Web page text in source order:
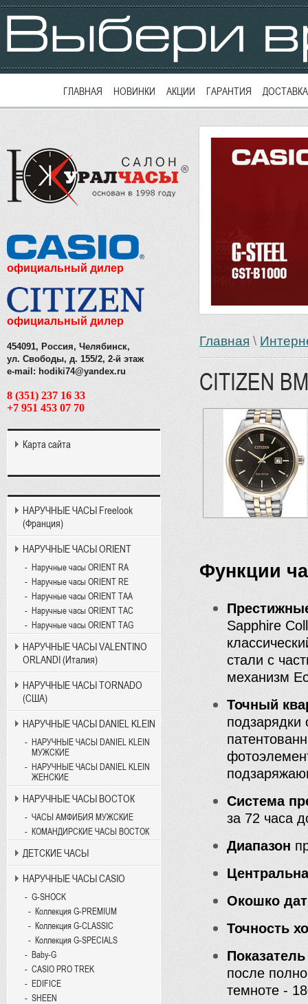
ГЛАВНАЯ НОВИНКИ АКЦИИ ГАРАНТИЯ ДОСТАВКА
Главная \
CITIZEN
Функции
Sapphire
стали с
механизм
Точный
подзарядки
Система
за 72 часа
Диапазон
Окошко
Точность
после
темноте -
официальный дилер
официальный дилер
454091, Россия, Челябинск,
ул. Свободы, д. 155/2, 2-й этаж
e-mail: hodiki74@yandex.ru
8 (351) 237 16 33
+7 951 453 07 70
Карта сайта
НАРУЧНЫЕ ЧАСЫ Freelook
(Франция)
НАРУЧНЫЕ ЧАСЫ ORIENT
Наручные часы ORIENT RA
Наручные часы ORIENT RE
Наручные часы ORIENT TAA
Наручные часы ORIENT TAC
Наручные часы ORIENT TAG
НАРУЧНЫЕ ЧАСЫ VALENTINO
ORLANDI (Италия)
НАРУЧНЫЕ ЧАСЫ TORNADO
(США)
НАРУЧНЫЕ ЧАСЫ DANIEL KLEIN
НАРУЧНЫЕ ЧАСЫ DANIEL KLEIN
МУЖСКИЕ
НАРУЧНЫЕ ЧАСЫ DANIEL KLEIN
ЖЕНСКИЕ
НАРУЧНЫЕ ЧАСЫ ВОСТОК
ЧАСЫ АМФИБИЯ МУЖСКИЕ
КОМАНДИРСКИЕ ЧАСЫ ВОСТОК
ДЕТСКИЕ ЧАСЫ
НАРУЧНЫЕ ЧАСЫ CASIO
G-SHOCK
Коллекция G-PREMIUM
Коллекция G-CLASSIC
Коллекция G-SPECIALS
Baby-G
CASIO PRO TREK
EDIFICE
SHEEN